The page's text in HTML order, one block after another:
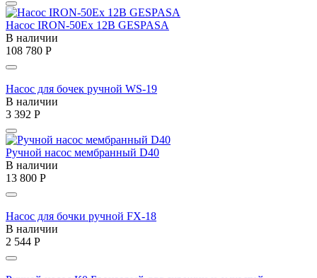
Насос IRON-50Ex 12В GESPASA
В наличии
108 780 Р
Насос для бочек ручной WS-19
В наличии
3 392 Р
Ручной насос мембранный D40
В наличии
13 800 Р
Насос для бочки ручной FX-18
В наличии
2 544 Р